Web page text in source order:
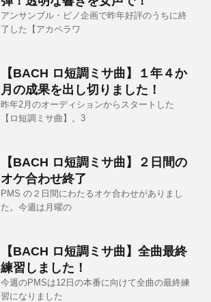
アンサンブル・ピノ企画で昨年好評のうちに終
了した【アカペラワ
【BACH ロ短調ミサ曲】１年４か
月の成果を出し切りました！
昨年2月のオーディションからスタートした
【ロ短調ミサ曲】。3
【BACH ロ短調ミサ曲】２日間の
オケ合わせ終了
PMS の２日間にわたるオケ合わせがありまし
た。今週は月曜の
【BACH ロ短調ミサ曲】全曲最終
練習しました！
今週のPMSは12日の本番に向けて全曲の最終練
習になりました